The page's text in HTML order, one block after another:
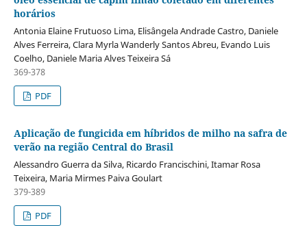
horários
Antonia Elaine Frutuoso Lima, Elisângela Andrade Castro, Daniele
Alves Ferreira, Clara Myrla Wanderly Santos Abreu, Evando Luis
Coelho, Daniele Maria Alves Teixeira Sá
369-378
PDF
Aplicação de fungicida em híbridos de milho na safra de
verão na região Central do Brasil
Alessandro Guerra da Silva, Ricardo Francischini, Itamar Rosa
Teixeira, Maria Mirmes Paiva Goulart
379-389
PDF